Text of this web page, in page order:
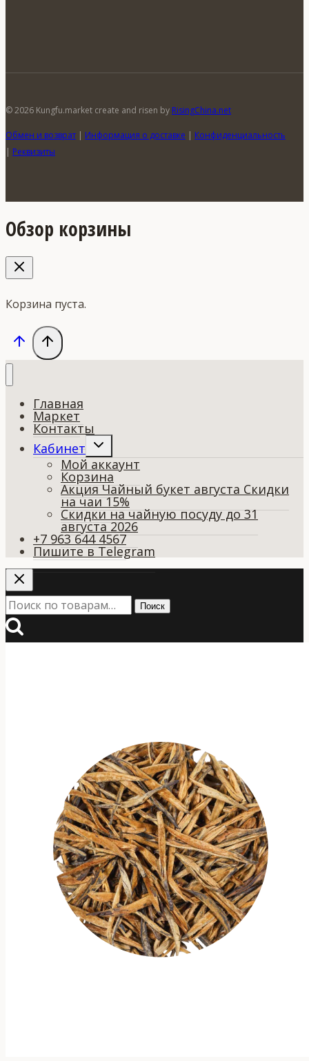
© 2026 Kungfu.market create and risen by RisingChina.net
Обмен и возврат | Информация о доставке | Конфиденциальность
| Реквизиты
Обзор корзины
Корзина пуста.
Главная
Маркет
Контакты
Кабинет
Переключить
меню
Мой аккаунт
Корзина
Акция Чайный букет августа Скидки
на чаи 15%
Скидки на чайную посуду до 31
августа 2026
+7 963 644 4567
Пишите в Telegram
Искать: Поиск